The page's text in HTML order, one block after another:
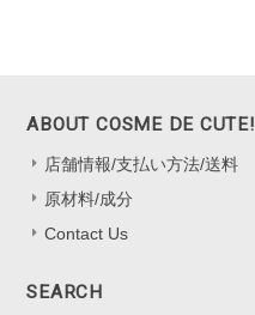
ABOUT COSME DE CUTE!
店舗情報/支払い方法/送料
原材料/成分
Contact Us
SEARCH